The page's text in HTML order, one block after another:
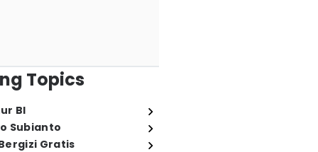
Topics
BI
Subianto
Gratis